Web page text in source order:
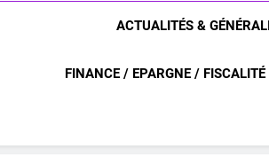
ACTUALITÉS &
FINANCE / EPARGNE / FISCALITÉ